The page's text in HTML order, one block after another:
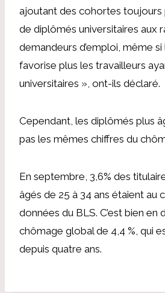
ajoutant des cohortes toujours
de diplômés universitaires aux
demandeurs d’emploi, même
favorise plus les travailleurs
universitaires », ont-ils déclaré.
Cependant, les diplômés plus
pas les mêmes chiffres du
En septembre, 3,6% des
âgés de 25 à 34 ans étaient au
données du BLS. C’est bien en
chômage global de 4,4 %, qui
depuis quatre ans.